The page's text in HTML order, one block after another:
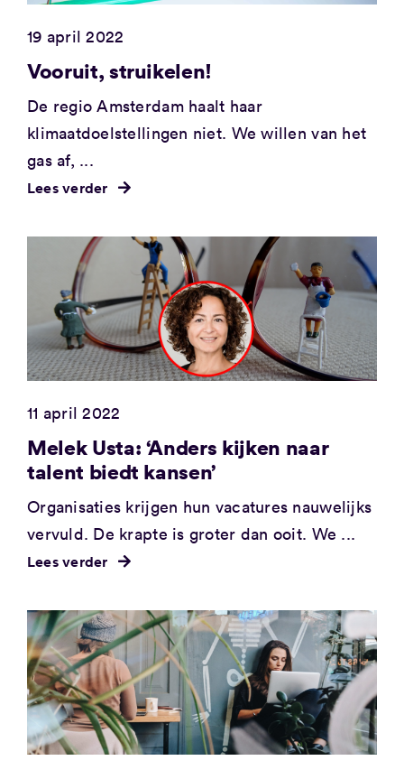
19 april 2022
Vooruit, struikelen!
De regio Amsterdam haalt haar
klimaatdoelstellingen niet. We willen van het
gas af, ...
Lees verder
11 april 2022
Melek Usta: ‘Anders kijken naar
talent biedt kansen’
Organisaties krijgen hun vacatures nauwelijks
vervuld. De krapte is groter dan ooit. We ...
Lees verder